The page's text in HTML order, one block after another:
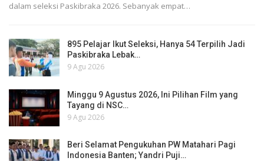
dalam seleksi Paskibraka 2026. Sebanyak empat…
895 Pelajar Ikut Seleksi, Hanya 54 Terpilih Jadi
Paskibraka Lebak…
9 Agu 2026
Minggu 9 Agustus 2026, Ini Pilihan Film yang
Tayang di NSC…
9 Agu 2026
Beri Selamat Pengukuhan PW Matahari Pagi
Indonesia Banten; Yandri Puji…